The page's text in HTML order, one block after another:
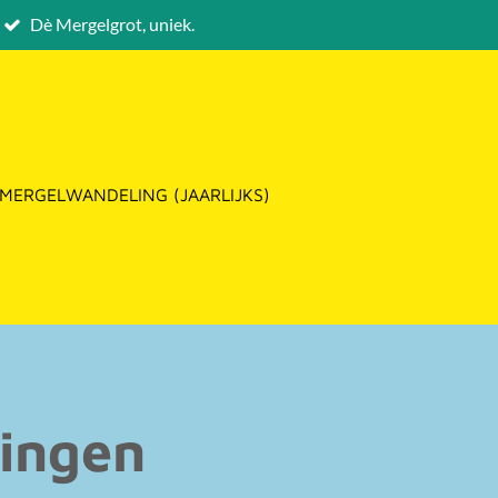
Dè Mergelgrot, uniek.
(JAARLIJKS)